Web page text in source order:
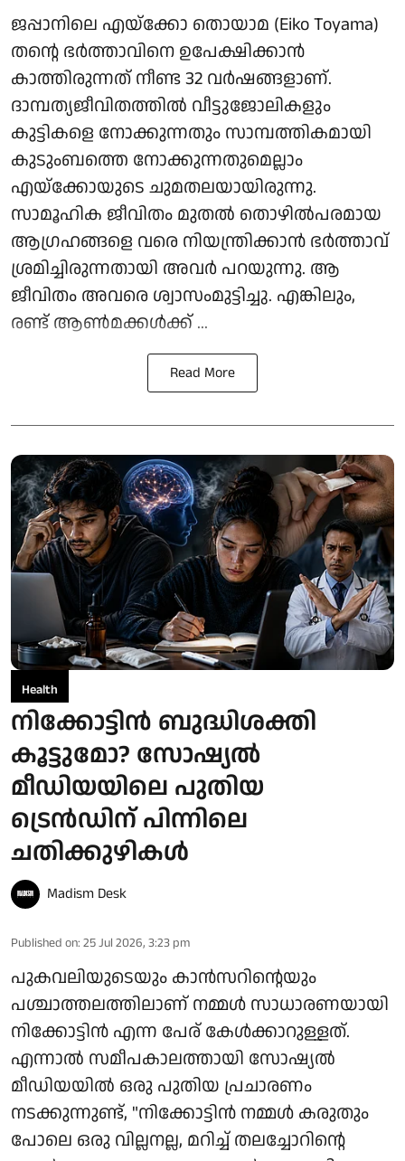
ജപ്പാനിലെ എയ്ക്കോ തൊയാമ (Eiko Toyama)
തന്റെ ഭർത്താവിനെ ഉപേക്ഷിക്കാൻ
കാത്തിരുന്നത് നീണ്ട 32 വർഷങ്ങളാണ്.
ദാമ്പത്യജീവിതത്തിൽ വീട്ടുജോലികളും
കുട്ടികളെ നോക്കുന്നതും സാമ്പത്തികമായി
കുടുംബത്തെ നോക്കുന്നതുമെല്ലാം
എയ്ക്കോയുടെ ചുമതലയായിരുന്നു.
സാമൂഹിക ജീവിതം മുതൽ തൊഴിൽപരമായ
ആഗ്രഹങ്ങളെ വരെ നിയന്ത്രിക്കാൻ ഭർത്താവ്
ശ്രമിച്ചിരുന്നതായി അവർ പറയുന്നു. ആ
ജീവിതം അവരെ ശ്വാസംമുട്ടിച്ചു. എങ്കിലും,
രണ്ട് ആൺമക്കൾക്ക് ...
Read More
Health
നിക്കോട്ടിൻ ബുദ്ധിശക്തി
കൂട്ടുമോ? സോഷ്യൽ
മീഡിയയിലെ പുതിയ
ട്രെൻഡിന് പിന്നിലെ
ചതിക്കുഴികൾ
Madism Desk
Published on: 25 Jul 2026, 3:23 pm
പുകവലിയുടെയും കാൻസറിന്റെയും
പശ്ചാത്തലത്തിലാണ് നമ്മൾ സാധാരണയായി
നിക്കോട്ടിൻ എന്ന പേര് കേൾക്കാറുള്ളത്.
എന്നാൽ സമീപകാലത്തായി സോഷ്യൽ
മീഡിയയിൽ ഒരു പുതിയ പ്രചാരണം
നടക്കുന്നുണ്ട്, "നിക്കോട്ടിൻ നമ്മൾ കരുതും
പോലെ ഒരു വില്ലനല്ല, മറിച്ച് തലച്ചോറിന്റെ